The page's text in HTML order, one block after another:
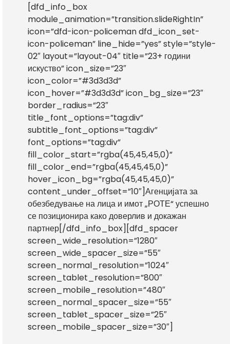
[dfd_info_box
module_animation=”transition.slideRightIn”
icon=”dfd-icon-policeman dfd_icon_set-
icon-policeman” line_hide=”yes” style=”style-
02″ layout=”layout-04″ title=”23+ години
искуство” icon_size=”23″
icon_color=”#3d3d3d”
icon_hover=”#3d3d3d” icon_bg_size=”23″
border_radius=”23″
title_font_options=”tag:div”
subtitle_font_options=”tag:div”
font_options=”tag:div”
fill_color_start=”rgba(45,45,45,0)”
fill_color_end=”rgba(45,45,45,0)”
hover_icon_bg=”rgba(45,45,45,0)”
content_under_offset=”10″]Агенцијата за
обезбедување на лица и имот „РОТЕ“ успешно
се позиционира како доверлив и докажан
партнер[/dfd_info_box][dfd_spacer
screen_wide_resolution=”1280″
screen_wide_spacer_size=”55″
screen_normal_resolution=”1024″
screen_tablet_resolution=”800″
screen_mobile_resolution=”480″
screen_normal_spacer_size=”55″
screen_tablet_spacer_size=”25″
screen_mobile_spacer_size=”30″]